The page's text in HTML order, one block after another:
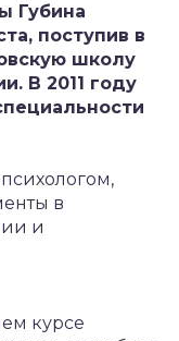
Губина
поступив в
школу
В 2011 году
в
и
курсе